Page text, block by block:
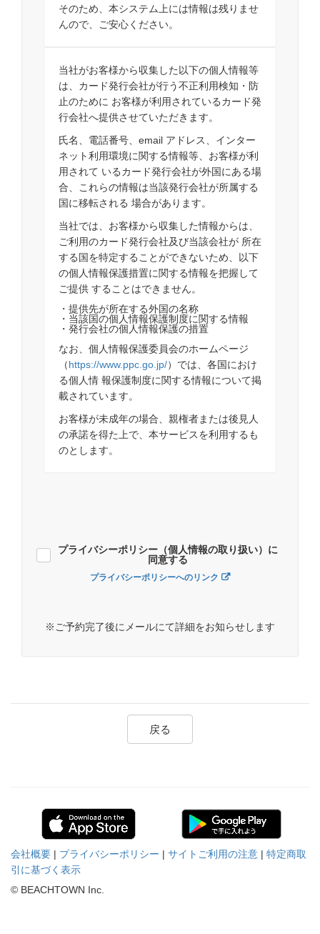
そのため、本システム上には情報は残りませ
んので、ご安心ください。
当社がお客様から収集した以下の個人情報等
は、カード発行会社が行う不正利用検知・防
止のために お客様が利用されているカード発
行会社へ提供させていただきます。
氏名、電話番号、email アドレス、インター
ネット利用環境に関する情報等、お客様が利
用されて いるカード発行会社が外国にある場
合、これらの情報は当該発行会社が所属する
国に移転される 場合があります。
当社では、お客様から収集した情報からは、
ご利用のカード発行会社及び当該会社が 所在
する国を特定することができないため、以下
の個人情報保護措置に関する情報を把握して
ご提供 することはできません。
・提供先が所在する外国の名称
・当該国の個人情報保護制度に関する情報
・発行会社の個人情報保護の措置
なお、個人情報保護委員会のホームページ
（https://www.ppc.go.jp/）では、各国におけ
る個人情 報保護制度に関する情報について掲
載されています。
お客様が未成年の場合、親権者または後見人
の承諾を得た上で、本サービスを利用するも
のとします。
プライバシーポリシー（個人情報の取り扱い）に
同意する
プライバシーポリシーへのリンク
※ご予約完了後にメールにて詳細をお知らせします
戻る
会社概要 | プライバシーポリシー | サイトご利用の注意 | 特定商取
引に基づく表示
© BEACHTOWN Inc.